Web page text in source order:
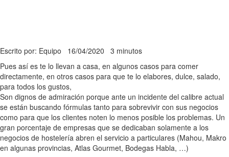
Escrito por: Equipo 16/04/2020 3 minutos
Pues así es te lo llevan a casa, en algunos casos para comer
directamente, en otros casos para que te lo elabores, dulce, salado,
para todos los gustos,
Son dignos de admiración porque ante un incidente del calibre actual
se están buscando fórmulas tanto para sobrevivir con sus negocios
como para que los clientes noten lo menos posible los problemas. Un
gran porcentaje de empresas que se dedicaban solamente a los
negocios de hostelería abren el servicio a particulares (Mahou, Makro
en algunas provincias, Atlas Gourmet, Bodegas Habla, …)